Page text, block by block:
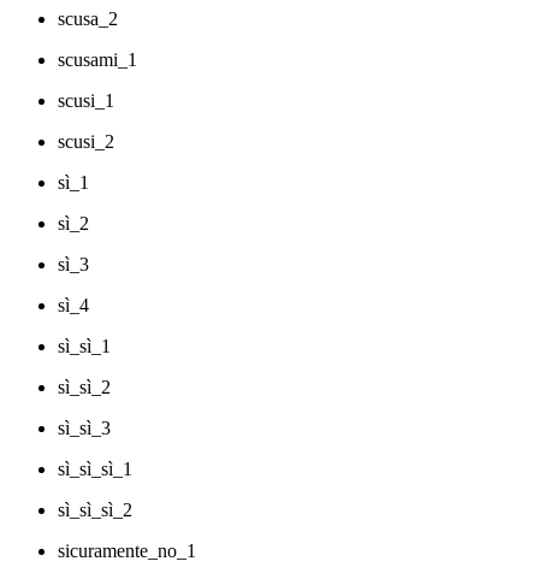
scusa_2
scusami_1
scusi_1
scusi_2
sì_1
sì_2
sì_3
sì_4
sì_sì_1
sì_sì_2
sì_sì_3
sì_sì_sì_1
sì_sì_sì_2
sicuramente_no_1